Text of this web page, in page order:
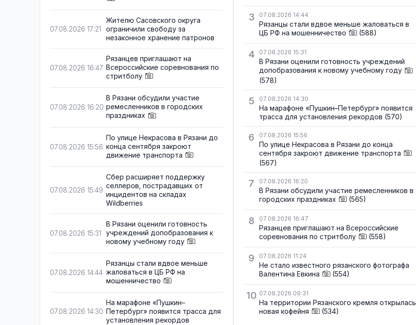
07.08.2026 17:21
Жителю Сасовского округа
ограничили свободу за
незаконное хранение патронов
07.08.2026 16:47
Рязанцев приглашают на
Всероссийские соревнования по
стритболу
07.08.2026 16:20
В Рязани обсудили участие
ремесленников в городских
праздниках
07.08.2026 15:56
По улице Некрасова в Рязани до
конца сентября закроют
движение транспорта
07.08.2026 15:49
Сбер расширяет поддержку
селлеров, пострадавших от
инцидентов на складах
Wildberries
07.08.2026 15:31
В Рязани оценили готовность
учреждений допобразования к
новому учебному году
07.08.2026 14:44
Рязанцы стали вдвое меньше
жаловаться в ЦБ РФ на
мошенничество
07.08.2026 14:30
На марафоне «Пушкин–
Петербург» появится трасса для
установления рекордов
3 07.08.2026 14:44
Рязанцы стали вдвое меньше жаловаться в
ЦБ РФ на мошенничество
(588)
4 07.08.2026 15:31
В Рязани оценили готовность учреждений
допобразования к новому учебному году
(578)
5 07.08.2026 14:30
На марафоне «Пушкин–Петербург» появится
трасса для установления рекордов (570)
6 07.08.2026 15:56
По улице Некрасова в Рязани до конца
сентября закроют движение транспорта
(567)
7 07.08.2026 16:20
В Рязани обсудили участие ремесленников в
городских праздниках
(565)
8 07.08.2026 16:47
Рязанцев приглашают на Всероссийские
соревнования по стритболу
(558)
9 07.08.2026 11:24
Не стало известного рязанского фотографа
Валентина Евкина
(554)
10 07.08.2026 09:31
На территории Рязанского кремля открылась
новая кофейня
(534)